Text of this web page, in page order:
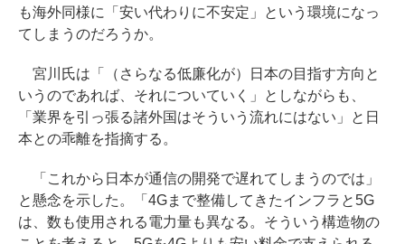
も海外同様に「安い代わりに不安定」という環境になっ
てしまうのだろうか。
宮川氏は「（さらなる低廉化が）日本の目指す方向と
いうのであれば、それについていく」としながらも、
「業界を引っ張る諸外国はそういう流れにはない」と日
本との乖離を指摘する。
「これから日本が通信の開発で遅れてしまうのでは」
と懸念を示した。「4Gまで整備してきたインフラと5G
は、数も使用される電力量も異なる。そういう構造物の